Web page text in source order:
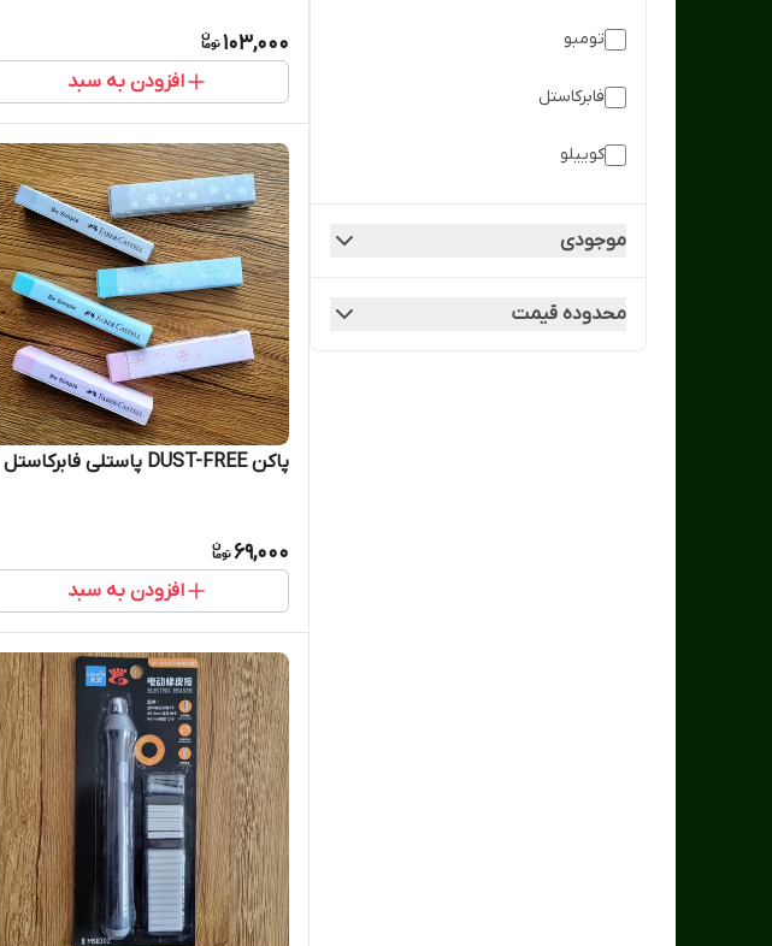
تومبو
فابرکاستل
کوییلو
موجودی
محدوده قیمت
103,000
افزودن به سبد
پاکن DUST-FREE پاستلی فابرکاستل
69,000
افزودن به سبد